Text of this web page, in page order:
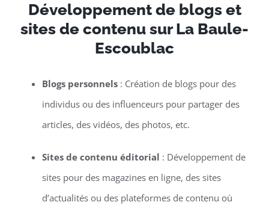
Développement de blogs et
sites de contenu sur La Baule-
Escoublac
Blogs personnels: Création de blogs pour des
individus ou des influenceurs pour partager des
articles, des vidéos, des photos, etc.
Sites de contenu éditorial : Développement de
sites pour des magazines en ligne, des sites
d’actualités ou des plateformes de contenu où